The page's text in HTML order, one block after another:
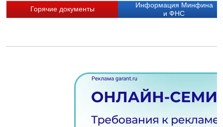
Горячие документы
Информация Минфина
и ФНС